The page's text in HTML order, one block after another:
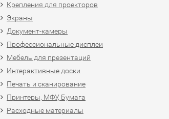
Крепления для проекторов
Экраны
Документ-камеры
Профессиональные дисплеи
Мебель для презентаций
Интерактивные доски
Печать и сканирование
Принтеры, МФУ, Бумага
Расходные материалы